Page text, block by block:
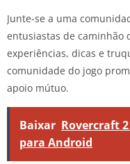
Junte-se a uma
entusiastas de caminhão
experiências, dicas e
comunidade do jogo
apoio mútuo.
Baixar Rovercraft
para Android